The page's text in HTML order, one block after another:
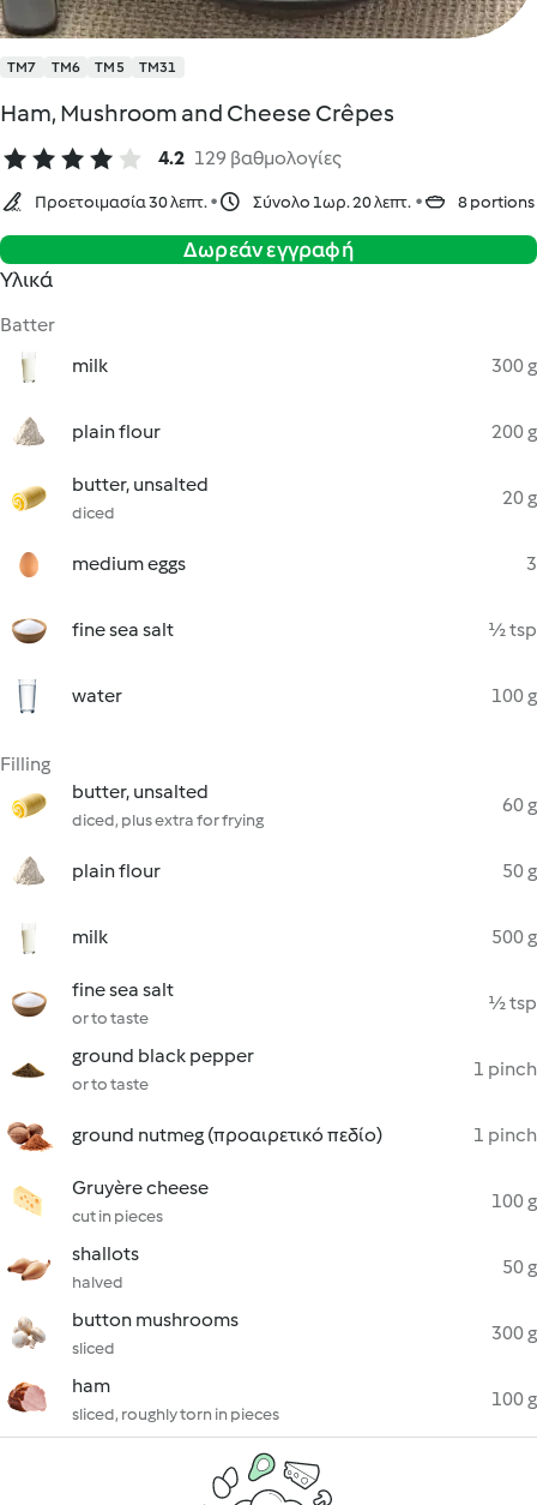
TM7 TM6 TM5 TM31
Ham, Mushroom and Cheese Crêpes
4.2 129 βαθμολογίες
Προετοιμασία 30 λεπτ. Σύνολο 1ωρ. 20 λεπτ. 8 portions
Δωρεάν εγγραφή
Υλικά
Batter
milk
300 g
plain flour 200 g
butter, unsalted
diced
20 g
medium eggs 3
fine sea salt ½ tsp
water 100 g
Filling
butter, unsalted
diced, plus extra for frying
60 g
plain flour 50 g
milk 500 g
fine sea salt
or to taste
½ tsp
ground black pepper
or to taste
1 pinch
ground nutmeg (προαιρετικό πεδίο) 1 pinch
Gruyère cheese
cut in pieces
100 g
shallots
halved
50 g
button mushrooms
sliced
300 g
ham
sliced, roughly torn in pieces
100 g